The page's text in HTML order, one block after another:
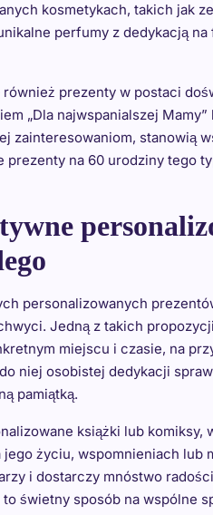
kosmetykach, takich jak
perfumy z dedykacją
prezenty w postaci
„Dla najwspanialszej
zainteresowaniom, stanowią
na 60 urodziny tego
personalizowanych
Jedną z takich
miejscu i czasie, na
niej osobistej dedykacji
pamiątką.
książki lub
życiu, wspomnieniach lub
i dostarczy mnóstwo
świetny sposób na wspólne